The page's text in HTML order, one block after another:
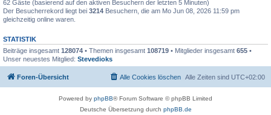
62 Gäste (basierend auf den aktiven Besuchern der letzten 5 Minuten)
Der Besucherrekord liegt bei 3214 Besuchern, die am Mo Jun 08, 2026 11:59 pm
gleichzeitig online waren.
STATISTIK
Beiträge insgesamt 128074 • Themen insgesamt 108719 • Mitglieder insgesamt 655 •
Unser neuestes Mitglied: Stevedioks
Foren-Übersicht Alle Zeiten sind UTC+02:00
Alle Cookies löschen
Powered by phpBB® Forum Software © phpBB Limited
Deutsche Übersetzung durch phpBB.de